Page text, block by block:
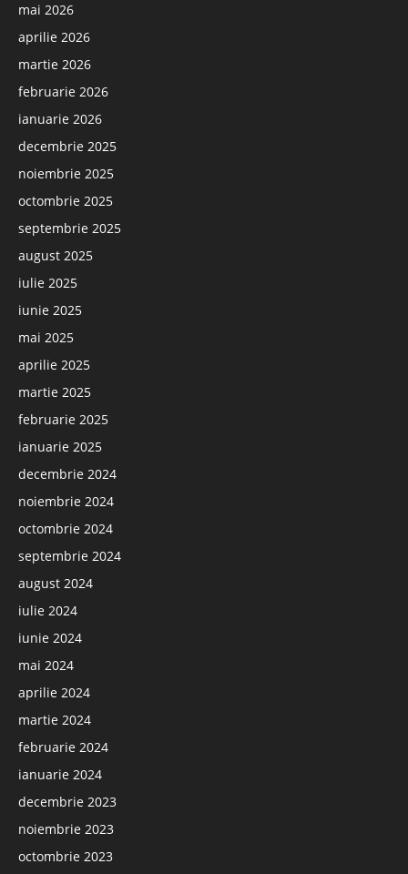
mai 2026
aprilie 2026
martie 2026
februarie 2026
ianuarie 2026
decembrie 2025
noiembrie 2025
octombrie 2025
septembrie 2025
august 2025
iulie 2025
iunie 2025
mai 2025
aprilie 2025
martie 2025
februarie 2025
ianuarie 2025
decembrie 2024
noiembrie 2024
octombrie 2024
septembrie 2024
august 2024
iulie 2024
iunie 2024
mai 2024
aprilie 2024
martie 2024
februarie 2024
ianuarie 2024
decembrie 2023
noiembrie 2023
octombrie 2023